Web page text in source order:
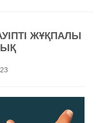
ЖҰҚПАЛЫ